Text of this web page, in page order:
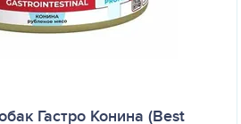
Гастро Конина (Best